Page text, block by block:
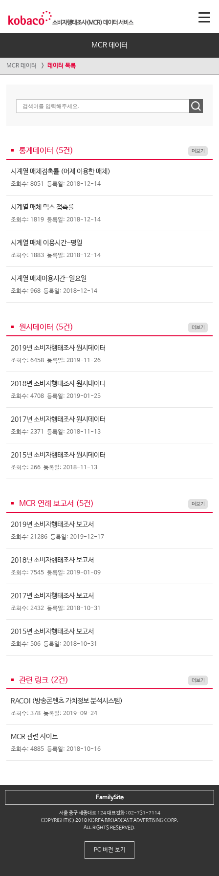
MCR 데이터
MCR 데이터 데이터 목록
통계데이터 (5건) 더보기
시계열 매체접촉률 (어제 이용한 매체)
조회수: 8051 등록일: 2018-12-14
시계열 매체 믹스 접촉률
조회수: 1819 등록일: 2018-12-14
시계열 매체 이용시간-평일
조회수: 1883 등록일: 2018-12-14
시계열 매체이용시간-일요일
조회수: 968 등록일: 2018-12-14
원시데이터 (5건) 더보기
2019년 소비자행태조사 원시데이터
조회수: 6458 등록일: 2019-11-26
2018년 소비자행태조사 원시데이터
조회수: 4708 등록일: 2019-01-25
2017년 소비자행태조사 원시데이터
조회수: 2371 등록일: 2018-11-13
2015년 소비자행태조사 원시데이터
조회수: 266 등록일: 2018-11-13
MCR 연례 보고서 (5건) 더보기
2019년 소비자행태조사 보고서
조회수: 21286 등록일: 2019-12-17
2018년 소비자행태조사 보고서
조회수: 7545 등록일: 2019-01-09
2017년 소비자행태조사 보고서
조회수: 2432 등록일: 2018-10-31
2015년 소비자행태조사 보고서
조회수: 506 등록일: 2018-10-31
관련 링크 (2건) 더보기
RACOI (방송콘텐츠 가치정보 분석시스템)
조회수: 378 등록일: 2019-09-24
MCR 관련 사이트
조회수: 4885 등록일: 2018-10-16
서울 중구 세종대로 124 대표전화 : 02-731-7114
COPYRIGHT(C) 2018 KOREA BROADCAST ADVERTISING CORP.
ALL RIGHTS RESERVED.
FamilySite
PC 버전 보기